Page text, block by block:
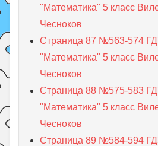
"Математика" 5 класс
Чесноков
Страница 87 №563-574
"Математика" 5 класс
Чесноков
Страница 88 №575-583
"Математика" 5 класс
Чесноков
Страница 89 №584-594